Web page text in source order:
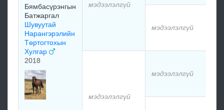
Бямбасүрэнгын
Батжаргал
Шувуутай
Нарангэрэлийн
Төртогтохын
Хулгар
2018
мэдээлэлгүй
мэдээлэлгүй
мэдээлэлгүй
мэдээлэлгүй